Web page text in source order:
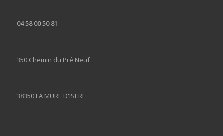
04 58 00 50 81
350 Chemin du Pré Neuf
38350 LA MURE D'ISERE